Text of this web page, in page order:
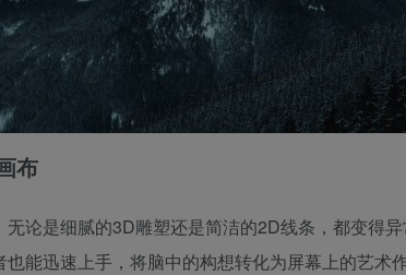
布
论是细腻的3D雕塑还是简洁的2D线条，都变得
能迅速上手，将脑中的构想转化为屏幕上的艺术